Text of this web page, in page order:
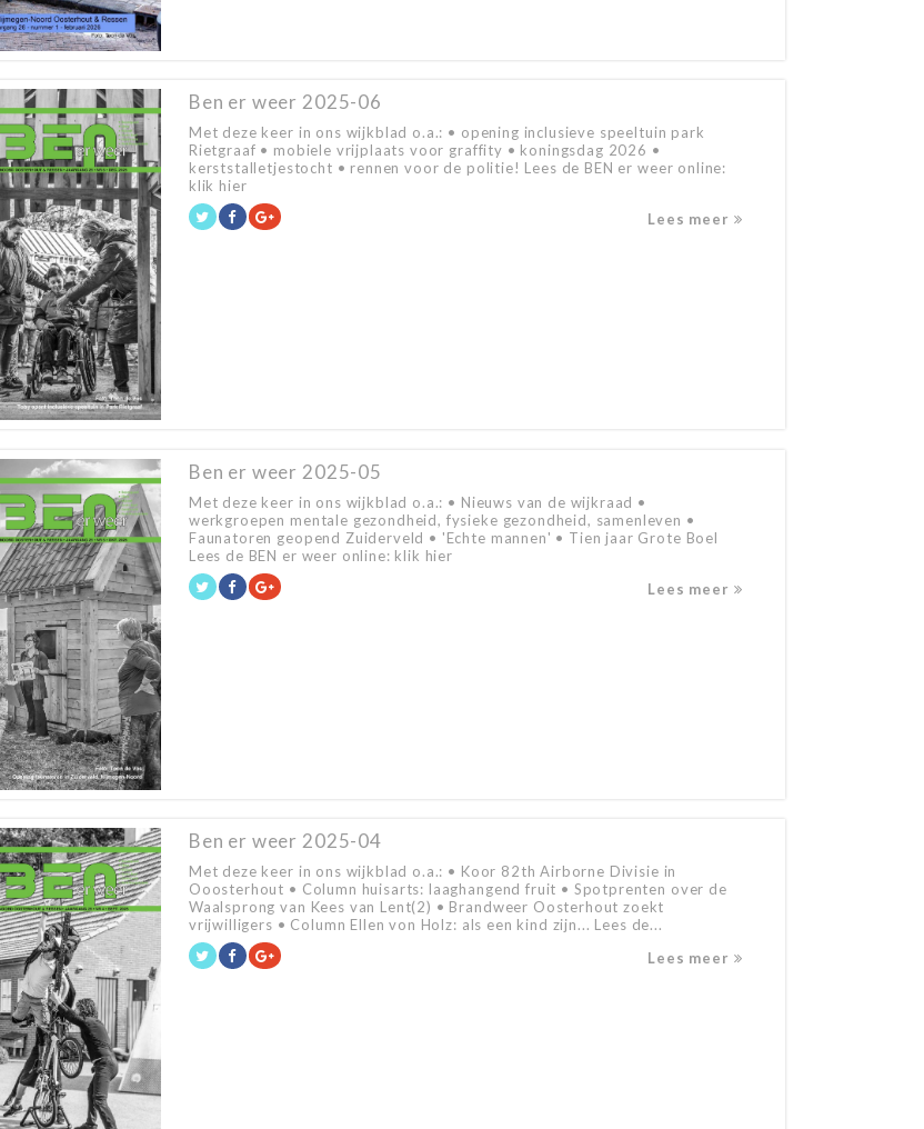
Ben er weer 2025-06
Met deze keer in ons wijkblad o.a.: • opening inclusieve speeltuin park
Rietgraaf • mobiele vrijplaats voor graffity • koningsdag 2026 •
kerststalletjestocht • rennen voor de politie! Lees de BEN er weer online:
klik hier
Lees meer
Ben er weer 2025-05
Met deze keer in ons wijkblad o.a.: • Nieuws van de wijkraad •
werkgroepen mentale gezondheid, fysieke gezondheid, samenleven •
Faunatoren geopend Zuiderveld • 'Echte mannen' • Tien jaar Grote Boel
Lees de BEN er weer online: klik hier
Lees meer
Ben er weer 2025-04
Met deze keer in ons wijkblad o.a.: • Koor 82th Airborne Divisie in
Ooosterhout • Column huisarts: laaghangend fruit • Spotprenten over de
Waalsprong van Kees van Lent(2) • Brandweer Oosterhout zoekt
vrijwilligers • Column Ellen von Holz: als een kind zijn... Lees de...
Lees meer